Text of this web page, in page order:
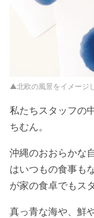
▲北欧の風景をイメージ
私たちスタッフの
ちむん。
沖縄のおおらかな
はいつもの食事も
が家の食卓でもス
真っ青な海や、鮮